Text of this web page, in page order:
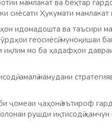
мамлакат ва беҳтар
сиёсати Ҳукумати
идомадошта ва таъсири
геосиёсӣ, муноқишаи
иқлим мо ба ҳадафҳои
амалӣ намудани
ҷомеаи ҷаҳонӣ эътироф
рушди иқтисодӣ